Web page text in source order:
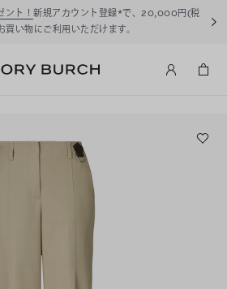
ト！ 新規アカウント登録*で、20,000円(税
買い物にご利用いただけます。